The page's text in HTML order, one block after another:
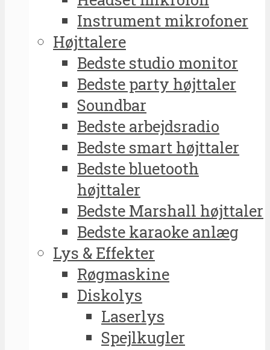
Instrument mikrofoner
Højttalere
Bedste studio monitor
Bedste party højttaler
Soundbar
Bedste arbejdsradio
Bedste smart højttaler
Bedste bluetooth
højttaler
Bedste Marshall højttaler
Bedste karaoke anlæg
Lys & Effekter
Røgmaskine
Diskolys
Laserlys
Spejlkugler